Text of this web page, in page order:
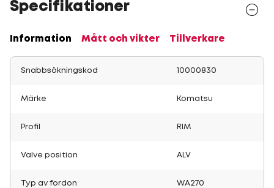
Specifikationer
Information Mått och vikter Tillverkare
Snabbsökningskod 10000830
Märke Komatsu
Profil RIM
Valve position ALV
Typ av fordon WA270